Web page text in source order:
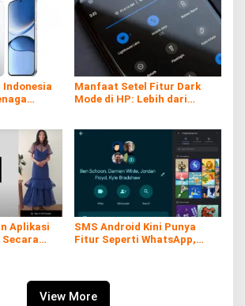
Indonesia
Manfaat Setel Fitur Dark
Mode di HP: Lebih dari
Aplikasi
Secara
SMS Android Kini Punya
Fitur Seperti WhatsApp,
View More